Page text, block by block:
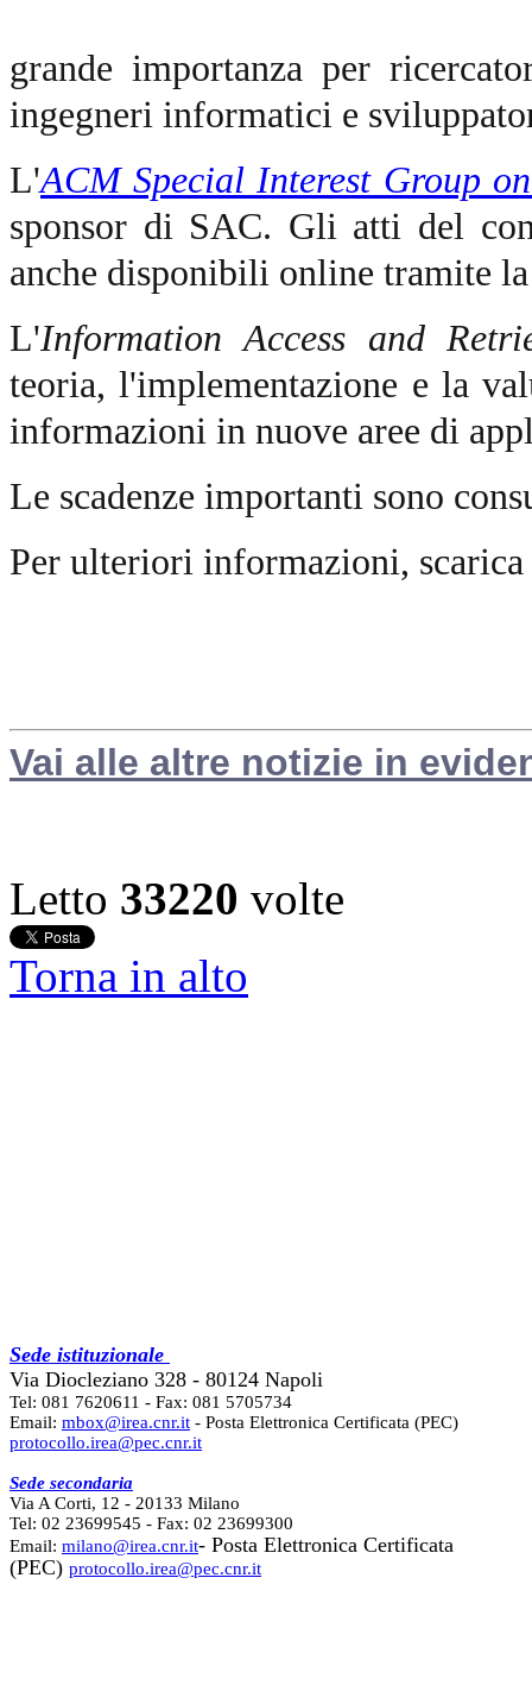
grande importanza per
ingegneri informatici e
L'ACM Special Interest Group
sponsor di SAC. Gli atti del
anche disponibili online tramite
L'Information Access and
teoria, l'implementazione e la
informazioni in nuove aree di
Le scadenze importanti sono
Per ulteriori informazioni,
Vai alle altre notizie in
Letto 33220 volte
Torna in alto
Sede istituzionale
Via Diocleziano 328 - 80124 Napoli
Tel: 081 7620611 - Fax: 081 5705734
Email: mbox@irea.cnr.it - Posta Elettronica Certificata (PEC)
protocollo.irea@pec.cnr.it
Sede secondaria
Via A Corti, 12 - 20133 Milano
Tel: 02 23699545 - Fax: 02 23699300
Email: milano@irea.cnr.it- Posta Elettronica Certificata
(PEC) protocollo.irea@pec.cnr.it